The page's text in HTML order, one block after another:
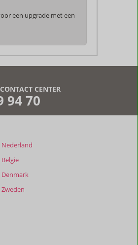
een upgrade met een
CENTER
94 70